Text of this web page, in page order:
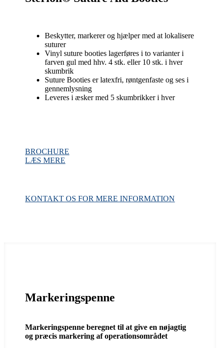
Beskytter, markerer og hjælper med at lokalisere
suturer
Vinyl suture booties lagerføres i to varianter i
farven gul med hhv. 4 stk. eller 10 stk. i hver
skumbrik
Suture Booties er latexfri, røntgenfaste og ses i
gennemlysning
Leveres i æsker med 5 skumbrikker i hver
BROCHURE
LÆS MERE
KONTAKT OS FOR MERE INFORMATION
Markeringspenne
Markeringspenne beregnet til at give en nøjagtig
og præcis markering af operationsområdet